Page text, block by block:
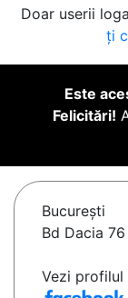
Doar userii
ți
Este
Felicitări!
Bucureşti
Bd Dacia 76
Vezi